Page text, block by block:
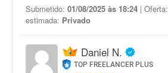
Submetido: 01/08/2025 às 18:24 | Oferta:
estimada: Privado
Daniel N.
TOP FREELANCER PLUS